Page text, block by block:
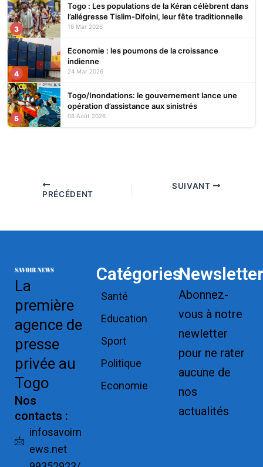
3
Togo : Les populations de la Kéran célèbrent dans
l’allégresse Tislim-Difoini, leur fête traditionnelle
16 Mar 2026
4
Economie : les poumons de la croissance
indienne
24 Mar 2026
5
Togo/Inondations: le gouvernement lance une
opération d’assistance aux sinistrés
08 Août 2026
PRÉCÉDENT
SUIVANT
La
première
agence de
presse
privée au
Togo
Nos
contacts :
infosavoirn
ews.net
Catégories
Santé
Education
Sport
Politique
Economie
Newsletter
Abonnez-
vous à notre
newletter
pour ne rater
aucune de
nos
actualités